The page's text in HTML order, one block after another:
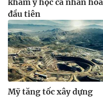
đầu tiên
Mỹ tăng tốc xây dựng